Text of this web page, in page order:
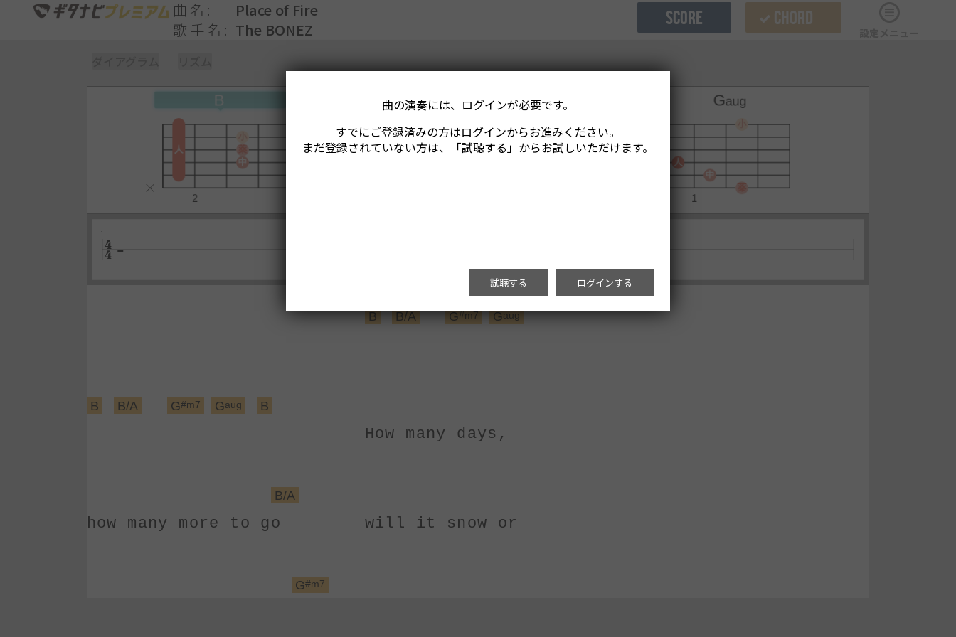
曲名
Place of Fire
歌手名
The BONEZ
SCORE CHORD
曲の演奏には、ログインが必要です。
すでにご登録済みの方はログインからお進みください。
まだ登録されていない方は、「試聴する」からお試しいただけます。
試聴する ログインする